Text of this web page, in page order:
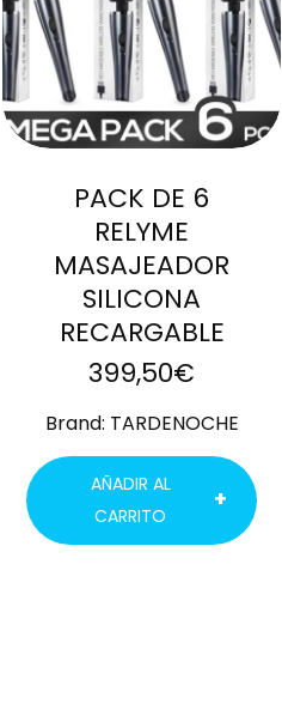
PACK DE 6
RELYME
MASAJEADOR
SILICONA
RECARGABLE
399,50€
Brand: TARDENOCHE
AÑADIR AL
CARRITO